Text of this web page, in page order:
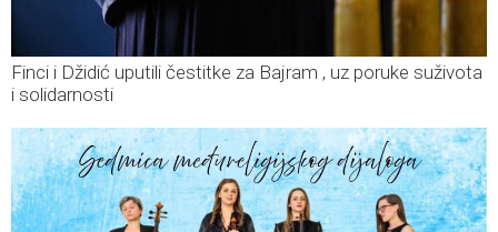
Finci i Džidić uputili čestitke za Bajram , uz poruke suživota
i solidarnosti